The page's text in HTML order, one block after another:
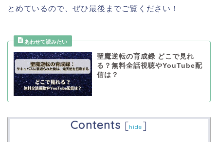
とめているので、ぜひ最後までご覧ください！
聖魔逆転の育成録 どこで見れ
る？無料全話視聴やYouTube配
信は？
Contents [hide ]